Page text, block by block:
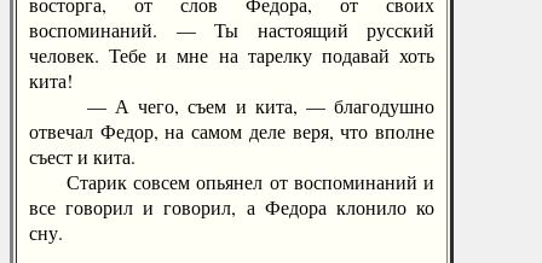
воспоминаний. — Ты настоящий русский
человек. Тебе и мне на тарелку подавай хоть
кита!
— А чего, съем и кита, — благодушно
отвечал Федор, на самом деле веря, что вполне
съест и кита.
Старик совсем опьянел от воспоминаний и
все говорил и говорил, а Федора клонило ко
сну.